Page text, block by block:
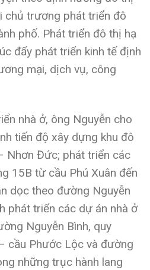
chủ trương phát triển đô
phố. Phát triển đô thị hạ
đẩy phát triển kinh tế định
mại, dịch vụ, công
nhà ở, ông Nguyễn cho
tiến độ xây dựng khu đô
Nhơn Đức; phát triển các
15B từ cầu Phú Xuân đến
dọc theo đường Nguyễn
phát triển các dự án nhà ở
Nguyễn Bình, quy
cầu Phước Lộc và đường
những trục hành lang